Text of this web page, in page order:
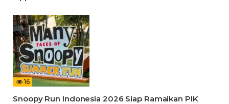
16
Snoopy Run Indonesia 2026 Siap Ramaikan PIK